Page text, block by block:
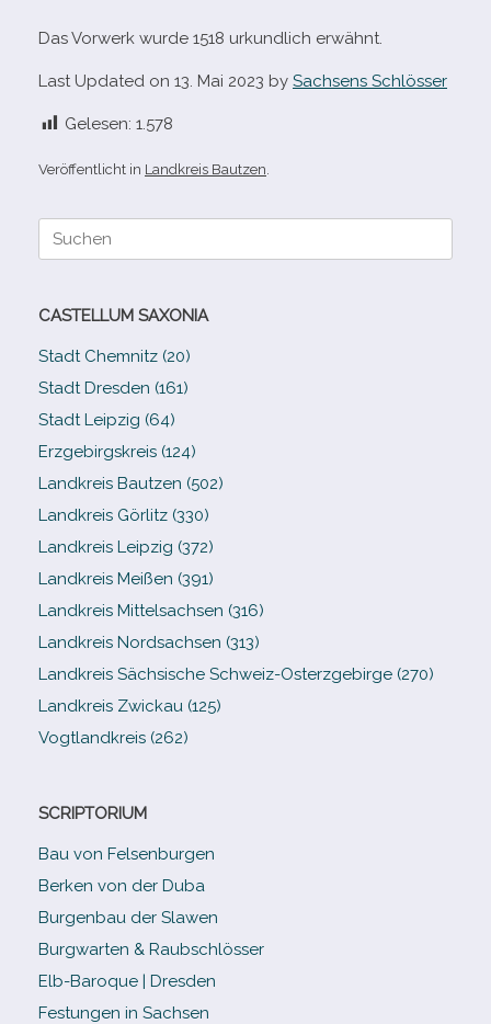
Das Vorwerk wurde 1518 urkund­lich erwähnt.
Last Updated on 13. Mai 2023 by Sachsens Schlösser
Gelesen: 1.578
Veröffentlicht in Landkreis Bautzen
Suche
CASTELLUM SAXONIA
Stadt Chemnitz (20)
Stadt Dresden (161)
Stadt Leipzig (64)
Erzgebirgskreis (124)
Landkreis Bautzen (502)
Landkreis Görlitz (330)
Landkreis Leipzig (372)
Landkreis Meißen (391)
Landkreis Mittelsachsen (316)
Landkreis Nordsachsen (313)
Landkreis Sächsische Schweiz-​Osterzgebirge (270)
Landkreis Zwickau (125)
Vogtlandkreis (262)
SCRIPTORIUM
Bau von Felsenburgen
Berken von der Duba
Burgenbau der Slawen
Burgwarten & Raubschlösser
Elb-​Baroque | Dresden
Festungen in Sachsen